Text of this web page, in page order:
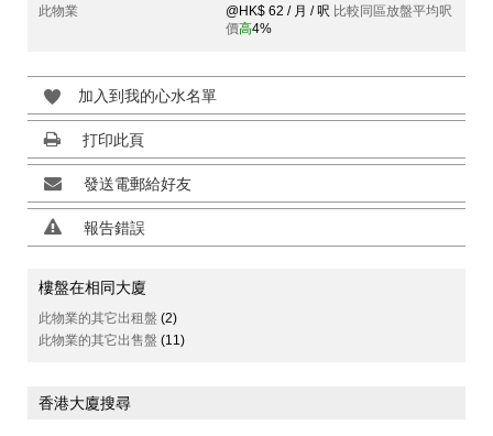
此物業
@HK$ 62 / 月 / 呎 比較同區放盤平均呎
價高4%
加入到我的心水名單
打印此頁
發送電郵給好友
報告錯誤
樓盤在相同大廈
此物業的其它出租盤 (2)
此物業的其它出售盤 (11)
香港大廈搜尋